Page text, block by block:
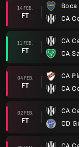
14 FEB.
FT
CA
11 FEB.
FT
CA
CA
04 FEB.
FT
CA
CA
02 FEB.
FT
CA
CD